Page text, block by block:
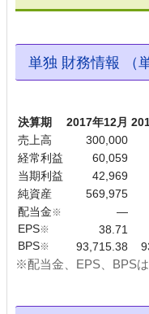
単独 財務情報 （
決算期 2017年12月
売上高
300,000
経常利益
60,059
当期利益
42,969
純資産
569,975
配当金※ ―
EPS※ 38.71
BPS※ 93,715.38
※配当金、EPS、BPSは